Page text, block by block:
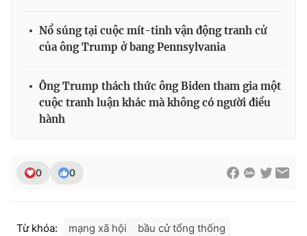
Nổ súng tại cuộc mít-tinh vận động tranh cử
của ông Trump ở bang Pennsylvania
Ông Trump thách thức ông Biden tham gia một
cuộc tranh luận khác mà không có người điều
hành
0 0
Từ khóa: mạng xã hội
bầu cử tổng thống